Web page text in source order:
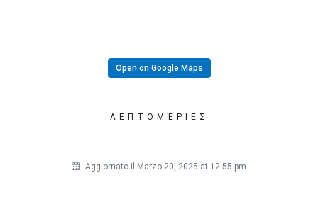
Open on Google Maps
ΛΕΠΤΟΜΈΡΙΕΣ
Aggiornato il Marzo 20, 2025 at 12:55 pm